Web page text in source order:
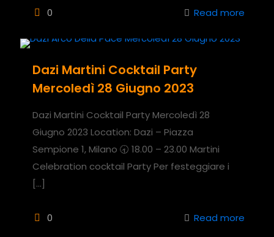
0 Read more
Dazi Martini Cocktail Party
Mercoledì 28 Giugno 2023
Dazi Martini Cocktail Party Mercoledì 28
Giugno 2023 Location: Dazi – Piazza
Sempione 1, Milano 🕣 18.00 – 23.00 Martini
Celebration cocktail Party Per festeggiare i
[…]
0 Read more